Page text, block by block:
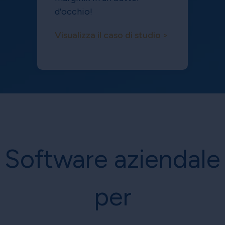
d'occhio!
Visualizza il caso di studio >
Software aziendale
per